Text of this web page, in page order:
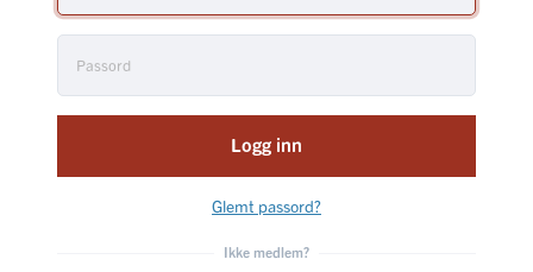
Logg inn
Glemt passord?
Ikke medlem?